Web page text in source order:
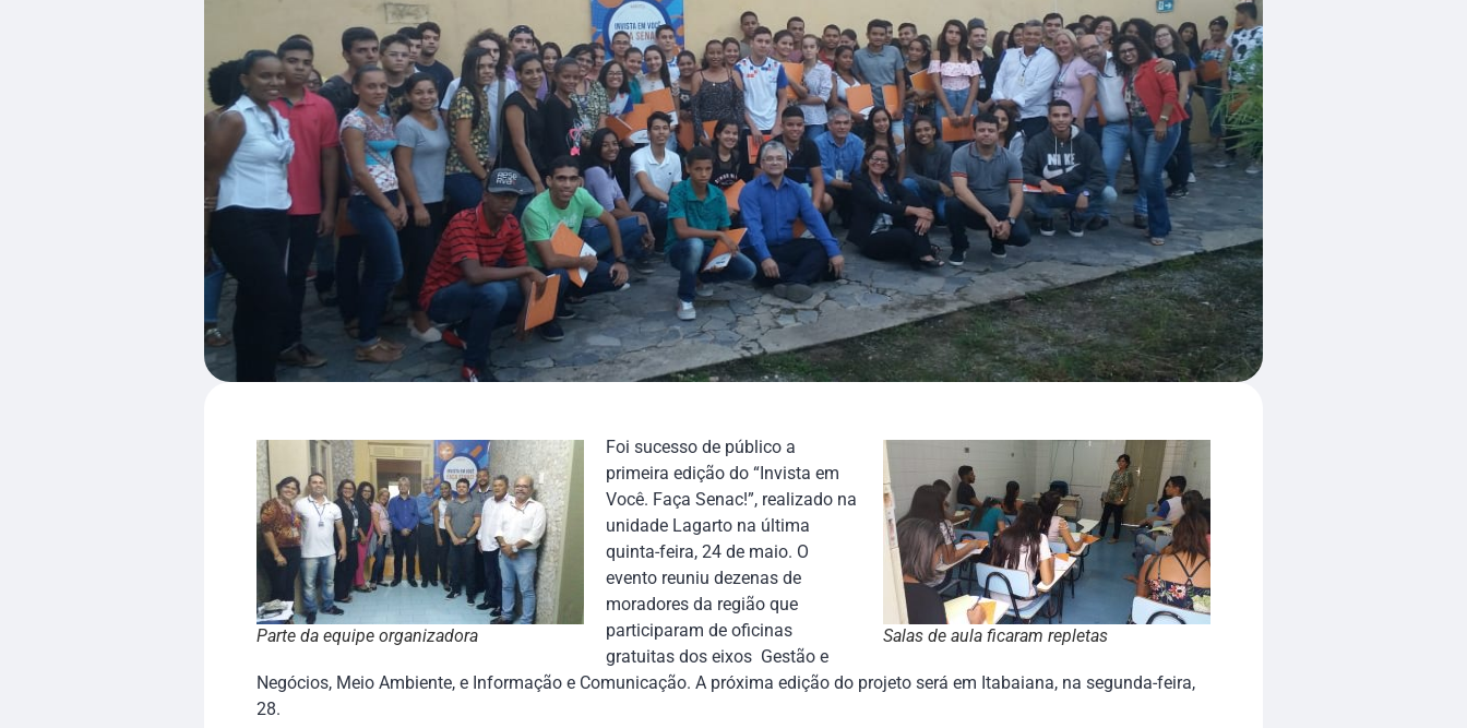
Parte da equipe organizadora Salas de aula ficaram repletas
Foi sucesso de público a
primeira edição do “Invista em
Você. Faça Senac!”, realizado na
unidade Lagarto na última
quinta-feira, 24 de maio. O
evento reuniu dezenas de
moradores da região que
participaram de oficinas
gratuitas dos eixos Gestão e
Negócios, Meio Ambiente, e Informação e Comunicação. A próxima edição do projeto será em Itabaiana, na segunda-feira,
28.